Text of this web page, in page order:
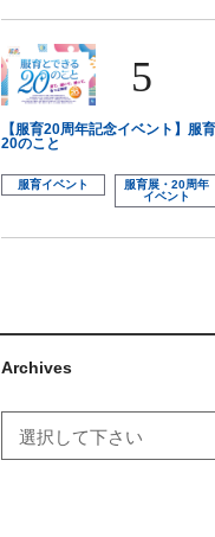
5
【服育20周年記念イベント】服
20のこと
服育イベント
服育展・20周年
イベント
Archives